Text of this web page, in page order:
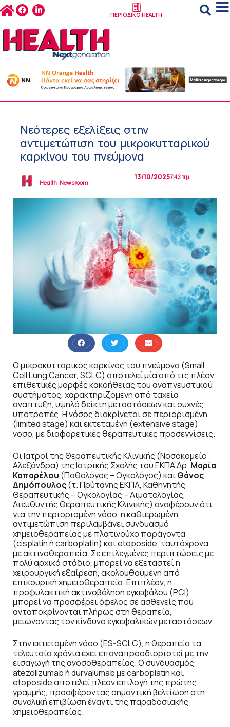
ΠΕΡΙΟΔΙΚΟ HEALTH
Νεότερες εξελίξεις στην
αντιμετώπιση του μικροκυτταρικού
καρκίνου του πνεύμονα
Health Newsroom
13/10/20257:43 πμ
Ο μικροκυτταρικός καρκίνος του πνεύμονα (Small
Cell Lung Cancer, SCLC) αποτελεί μία από τις πλέον
επιθετικές μορφές κακοήθειας του αναπνευστικού
συστήματος, χαρακτηριζόμενη από ταχεία
ανάπτυξη, υψηλό δείκτη μεταστάσεων και συχνές
υποτροπές. Η νόσος διακρίνεται σε περιορισμένη
(limited stage) και εκτεταμένη (extensive stage)
νόσο, με διαφορετικές θεραπευτικές προσεγγίσεις.
Οι Ιατροί της Θεραπευτικής Κλινικής (Νοσοκομείο
Αλεξάνδρα) της Ιατρικής Σχολής του ΕΚΠΑ Δρ. Μαρία
Καπαρέλου (Παθολόγος – Ογκολόγος) καιΘάνος
Δημόπουλος(τ. Πρύτανης ΕΚΠΑ, Καθηγητής
Θεραπευτικής – Ογκολογίας – Αιματολογίας,
Διευθυντής Θεραπευτικής Κλινικής) αναφέρουν ότι
για την περιορισμένη νόσο, η καθιερωμένη
αντιμετώπιση περιλαμβάνει συνδυασμό
χημειοθεραπείας με πλατινούχο παράγοντα
(cisplatin ή carboplatin) και etoposide, ταυτόχρονα
με ακτινοθεραπεία. Σε επιλεγμένες περιπτώσεις με
πολύ αρχικό στάδιο, μπορεί να εξεταστεί η
χειρουργική εξαίρεση, ακολουθούμενη από
επικουρική χημειοθεραπεία. Επιπλέον, η
προφυλακτική ακτινοβόληση εγκεφάλου (PCI)
μπορεί να προσφέρει όφελος σε ασθενείς που
ανταποκρίνονται πλήρως στη θεραπεία,
μειώνοντας τον κίνδυνο εγκεφαλικών μεταστάσεων.
Στην εκτεταμένη νόσο (ES-SCLC), η θεραπεία τα
τελευταία χρόνια έχει επαναπροσδιοριστεί με την
εισαγωγή της ανοσοθεραπείας. Ο συνδυασμός
atezolizumab ή durvalumab με carboplatin και
etoposide αποτελεί πλέον επιλογή της πρώτης
γραμμής, προσφέροντας σημαντική βελτίωση στη
συνολική επιβίωση έναντι της παραδοσιακής
χημειοθεραπείας.